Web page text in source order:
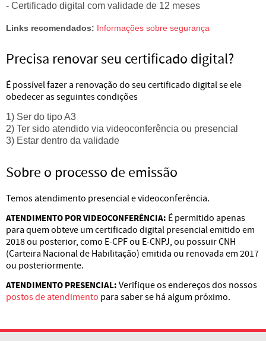
- Certificado digital com validade de 12 meses
Links recomendados: Informações sobre segurança
Precisa renovar seu certificado digital?
É possível fazer a renovação do seu certificado digital se ele
obedecer as seguintes condições
1) Ser do tipo A3
2) Ter sido atendido via videoconferência ou presencial
3) Estar dentro da validade
Sobre o processo de emissão
Temos atendimento presencial e videoconferência.
ATENDIMENTO POR VIDEOCONFERÊNCIA: É permitido apenas
para quem obteve um certificado digital presencial emitido em
2018 ou posterior, como E-CPF ou E-CNPJ, ou possuir CNH
(Carteira Nacional de Habilitação) emitida ou renovada em 2017
ou posteriormente.
ATENDIMENTO PRESENCIAL:Verifique os endereços dos nossos
postos de atendimento para saber se há algum próximo.